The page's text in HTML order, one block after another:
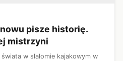
pisze historię.
mistrzyni
w slalomie kajakowym w